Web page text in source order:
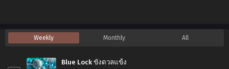
Weekly Monthly All
Blue Lock ขังดวลแข้ง